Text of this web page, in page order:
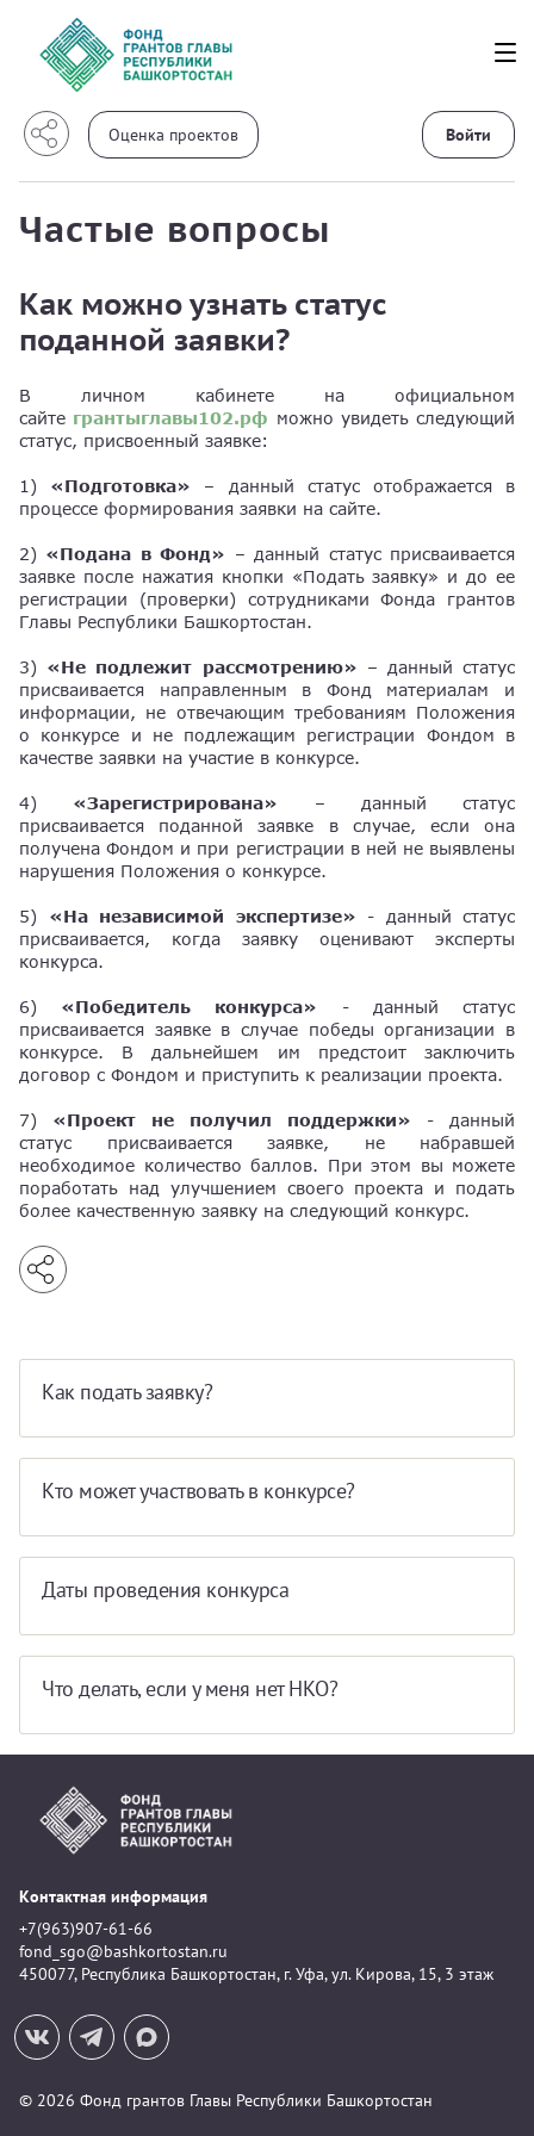
Войти
Частые вопросы
Как можно узнать статус
поданной заявки?
В личном кабинете на официальном
сайте грантыглавы102.рф можно увидеть следующий
статус, присвоенный заявке:
1) «Подготовка» – данный статус отображается в
процессе формирования заявки на сайте.
2) «Подана в Фонд» – данный статус присваивается
заявке после нажатия кнопки «Подать заявку» и до ее
регистрации (проверки) сотрудниками Фонда грантов
Главы Республики Башкортостан.
3) «Не подлежит рассмотрению» – данный статус
присваивается направленным в Фонд материалам и
информации, не отвечающим требованиям Положения
о конкурсе и не подлежащим регистрации Фондом в
качестве заявки на участие в конкурсе.
4) «Зарегистрирована» – данный статус
присваивается поданной заявке в случае, если она
получена Фондом и при регистрации в ней не выявлены
нарушения Положения о конкурсе.
5) «На независимой экспертизе» - данный статус
присваивается, когда заявку оценивают эксперты
конкурса.
6) «Победитель конкурса» - данный статус
присваивается заявке в случае победы организации в
конкурсе. В дальнейшем им предстоит заключить
договор с Фондом и приступить к реализации проекта.
7) «Проект не получил поддержки» - данный
статус присваивается заявке, не набравшей
необходимое количество баллов. При этом вы можете
поработать над улучшением своего проекта и подать
более качественную заявку на следующий конкурс.
Как подать заявку?
Кто может участвовать в конкурсе?
Даты проведения конкурса
Что делать, если у меня нет НКО?
Контактная информация
+7(963)907-61-66
fond_sgo@bashkortostan.ru
450077, Республика Башкортостан, г. Уфа, ул. Кирова, 15, 3 этаж
© 2026 Фонд грантов Главы Республики Башкортостан